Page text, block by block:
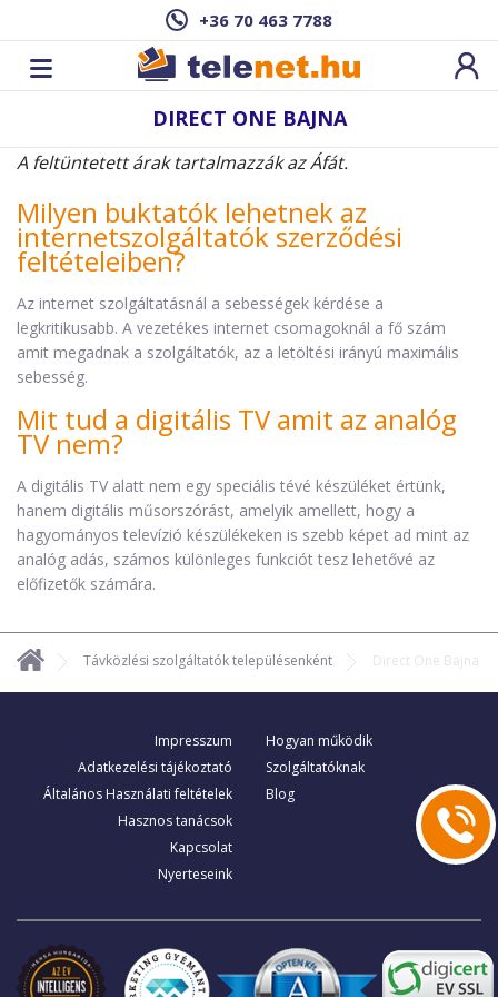
+36 70 463 7788
DIRECT ONE BAJNA
A feltüntetett árak tartalmazzák az Áfát.
Milyen buktatók lehetnek az
internetszolgáltatók szerződési
feltételeiben?
Az internet szolgáltatásnál a sebességek kérdése a
legkritikusabb. A vezetékes internet csomagoknál a fő szám
amit megadnak a szolgáltatók, az a letöltési irányú maximális
sebesség.
Mit tud a digitális TV amit az analóg
TV nem?
A digitális TV alatt nem egy speciális tévé készüléket értünk,
hanem digitális műsorszórást, amelyik amellett, hogy a
hagyományos televízió készülékeken is szebb képet ad mint az
analóg adás, számos különleges funkciót tesz lehetővé az
előfizetők számára.
Távközlési szolgáltatók településenként Direct One Bajna
Impresszum
Adatkezelési tájékoztató
Általános Használati feltételek
Hasznos tanácsok
Kapcsolat
Nyerteseink
Hogyan működik
Szolgáltatóknak
Blog